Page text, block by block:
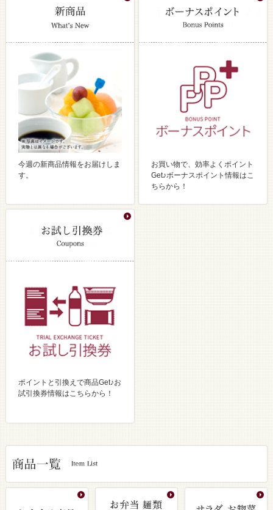
今週の新商品情報をお届けしま
す。
お買い物で、効率よくポイント
Get♪ボーナスポイント情報はこ
ちらから！
ポイントと引換えで商品Get♪お
試引換券情報はこちらから！